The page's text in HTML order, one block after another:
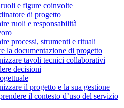
e figure coinvolte
di progetto
ruoli e responsabilità
processi, strumenti e rituali
la documentazione di progetto
tavoli tecnici collaborativi
decisioni
il progetto e la sua gestione
il contesto d’uso del servizio